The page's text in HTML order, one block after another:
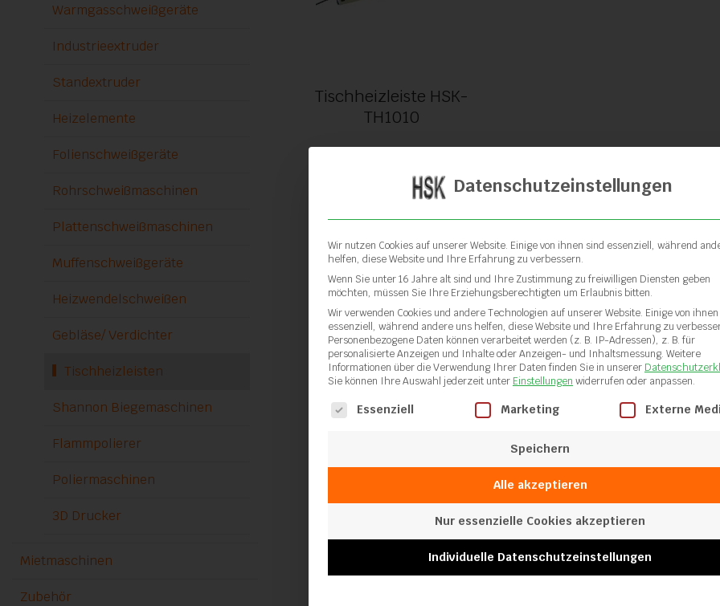
Warmgasschweißgeräte
Industrieextruder
Standextruder
Heizelemente
Folienschweißgeräte
Rohrschweißmaschinen
Plattenschweißmaschinen
Muffenschweißgeräte
Heizwendelschweißen
Gebläse/ Verdichter
Tischheizleisten
Shannon Biegemaschinen
Flammpolierer
Poliermaschinen
3D Drucker
Mietmaschinen
Zubehör
Tischheizleiste HSK-
TH1010
Datenschutzeinstellungen
Wir nutzen Cookies auf unserer Website. Einige von ihnen sind essenziell, während
helfen, diese Website und Ihre Erfahrung zu verbessern.
Wenn Sie unter 16 Jahre alt sind und Ihre Zustimmung zu freiwilligen Diensten geben
möchten, müssen Sie Ihre Erziehungsberechtigten um Erlaubnis bitten.
Wir verwenden Cookies und andere Technologien auf unserer Website. Einige von
essenziell, während andere uns helfen, diese Website und Ihre Erfahrung zu
Personenbezogene Daten können verarbeitet werden (z. B. IP-Adressen), z. B. für
personalisierte Anzeigen und Inhalte oder Anzeigen- und Inhaltsmessung. Weitere
Informationen über die Verwendung Ihrer Daten finden Sie in unserer
Sie können Ihre Auswahl jederzeit unter Einstellungen widerrufen oder anpassen.
Es folgt eine Liste der Service-Gruppen, für die eine Einwilligung
Essenziell Marketing Externe
Speichern
Alle akzeptieren
Nur essenzielle Cookies akzeptieren
Individuelle Datenschutzeinstellungen